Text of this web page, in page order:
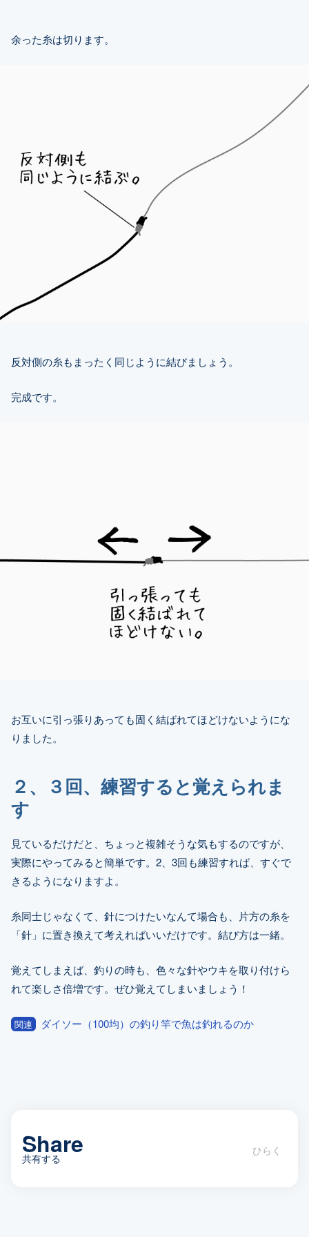
余った糸は切ります。
反対側の糸もまったく同じように結びましょう。
完成です。
お互いに引っ張りあっても固く結ばれてほどけないようにな
りました。
２、３回、練習すると覚えられま
す
見ているだけだと、ちょっと複雑そうな気もするのですが、
実際にやってみると簡単です。2、3回も練習すれば、すぐで
きるようになりますよ。
糸同士じゃなくて、針につけたいなんて場合も、片方の糸を
「針」に置き換えて考えればいいだけです。結び方は一緒。
覚えてしまえば、釣りの時も、色々な針やウキを取り付けら
れて楽しさ倍増です。ぜひ覚えてしまいましょう！
関連 ダイソー（100均）の釣り竿で魚は釣れるのか
Share
共有する